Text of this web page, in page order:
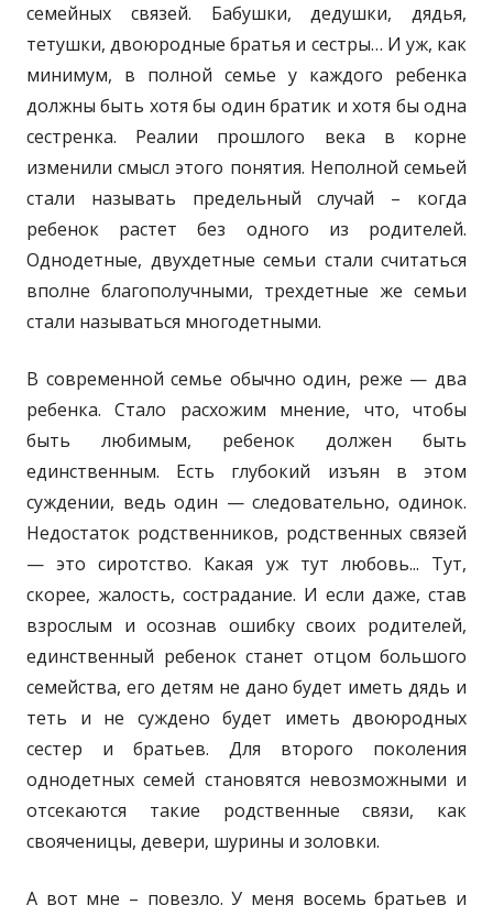
семейных связей. Бабушки, дедушки, дядья,
тетушки, двоюродные братья и сестры… И уж, как
минимум, в полной семье у каждого ребенка
должны быть хотя бы один братик и хотя бы одна
сестренка. Реалии прошлого века в корне
изменили смысл этого понятия. Неполной семьей
стали называть предельный случай – когда
ребенок растет без одного из родителей.
Однодетные, двухдетные семьи стали считаться
вполне благополучными, трехдетные же семьи
стали называться многодетными.
В современной семье обычно один, реже — два
ребенка. Стало расхожим мнение, что, чтобы
быть любимым, ребенок должен быть
единственным. Есть глубокий изъян в этом
суждении, ведь один — следовательно, одинок.
Недостаток родственников, родственных связей
— это сиротство. Какая уж тут любовь... Тут,
скорее, жалость, сострадание. И если даже, став
взрослым и осознав ошибку своих родителей,
единственный ребенок станет отцом большого
семейства, его детям не дано будет иметь дядь и
теть и не суждено будет иметь двоюродных
сестер и братьев. Для второго поколения
однодетных семей становятся невозможными и
отсекаются такие родственные связи, как
свояченицы, девери, шурины и золовки.
А вот мне – повезло. У меня восемь братьев и